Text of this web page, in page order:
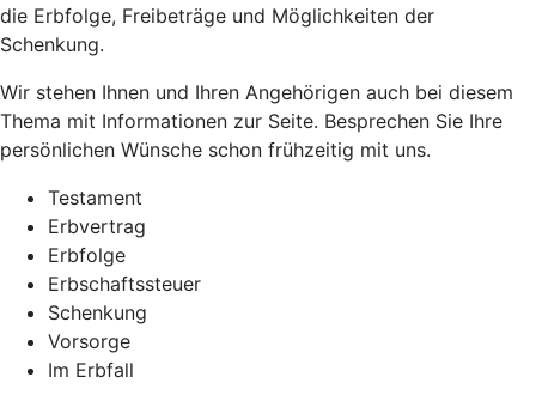
die Erbfolge, Freibeträge und Möglichkeiten der
Schenkung.
Wir stehen Ihnen und Ihren Angehörigen auch bei diesem
Thema mit Informationen zur Seite. Besprechen Sie Ihre
persönlichen Wünsche schon frühzeitig mit uns.
Testament
Erbvertrag
Erbfolge
Erbschaftssteuer
Schenkung
Vorsorge
Im Erbfall